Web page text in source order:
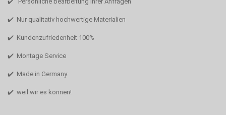
✔️ Nur qualitativ hochwertige Materialien
✔️ Kundenzufriedenheit 100%
✔️ Montage Service
✔️ Made in Germany
✔️ weil wir es können!